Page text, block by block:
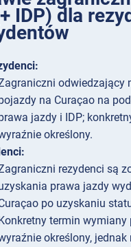
IDP) dla
odwiedzający
na Curaçao na
jazdy i IDP;
określony.
rezydenci są
prawa jazdy
po uzyskaniu
termin
określony,